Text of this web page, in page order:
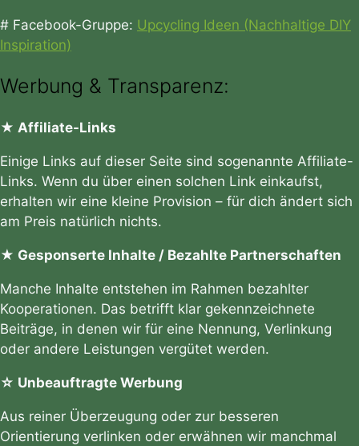
# Facebook-Gruppe: Upcycling Ideen (Nachhaltige DIY
Inspiration)
Werbung & Transparenz:
★ Affiliate-Links
Einige Links auf dieser Seite sind sogenannte Affiliate-
Links. Wenn du über einen solchen Link einkaufst,
erhalten wir eine kleine Provision – für dich ändert sich
am Preis natürlich nichts.
★ Gesponserte Inhalte / Bezahlte Partnerschaften
Manche Inhalte entstehen im Rahmen bezahlter
Kooperationen. Das betrifft klar gekennzeichnete
Beiträge, in denen wir für eine Nennung, Verlinkung
oder andere Leistungen vergütet werden.
☆ Unbeauftragte Werbung
Aus reiner Überzeugung oder zur besseren
Orientierung verlinken oder erwähnen wir manchmal